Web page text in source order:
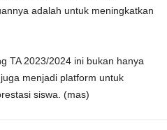
adalah untuk meningkatkan
TA 2023/2024 ini bukan hanya
menjadi platform untuk
siswa. (mas)